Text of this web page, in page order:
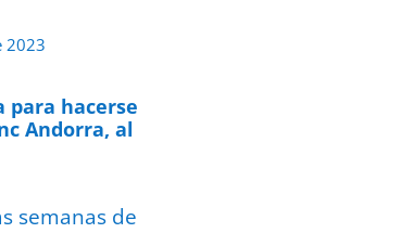
2023
para hacerse
Andorra, al
semanas de